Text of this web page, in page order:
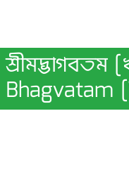
Bhagvatam